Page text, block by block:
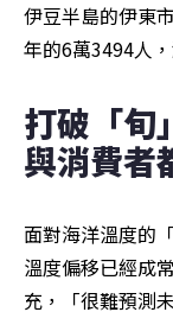
伊豆半島的伊東
年的6萬3494人
打破「旬
與消費者
面對海洋溫度的
溫度偏移已經成
充，「很難預測